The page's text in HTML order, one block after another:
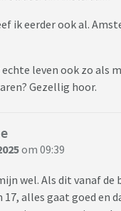
ik eerder ook al.
leven ook zo als
Gezellig hoor.
om 09:39
wel. Als dit vanaf
alles gaat goed en